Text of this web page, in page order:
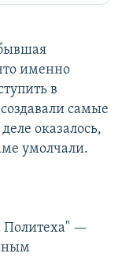
именно
в
самые
оказалось,
умолчали.
Политеха" —